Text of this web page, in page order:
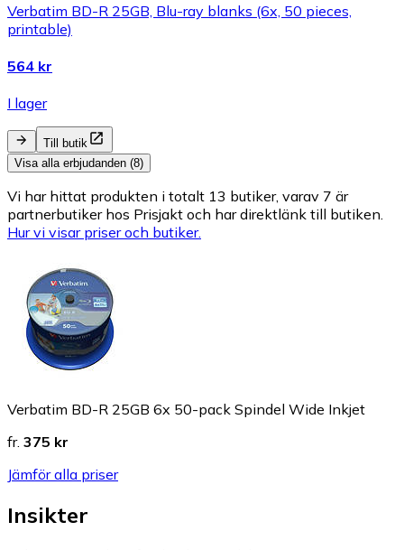
Verbatim BD-R 25GB, Blu-ray blanks (6x, 50 pieces,
printable)
564 kr
I lager
Till butik
Visa alla erbjudanden (8)
Vi har hittat produkten i totalt 13 butiker, varav 7 är
partnerbutiker hos Prisjakt och har direktlänk till butiken.
Hur vi visar priser och butiker.
Verbatim BD-R 25GB 6x 50-pack Spindel Wide Inkjet
fr. 375 kr
Jämför alla priser
Insikter